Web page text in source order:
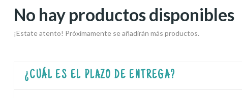
No hay productos disponibles
¡Estate atento! Próximamente se añadirán más productos.
¿CUÁL ES EL PLAZO DE ENTREGA?